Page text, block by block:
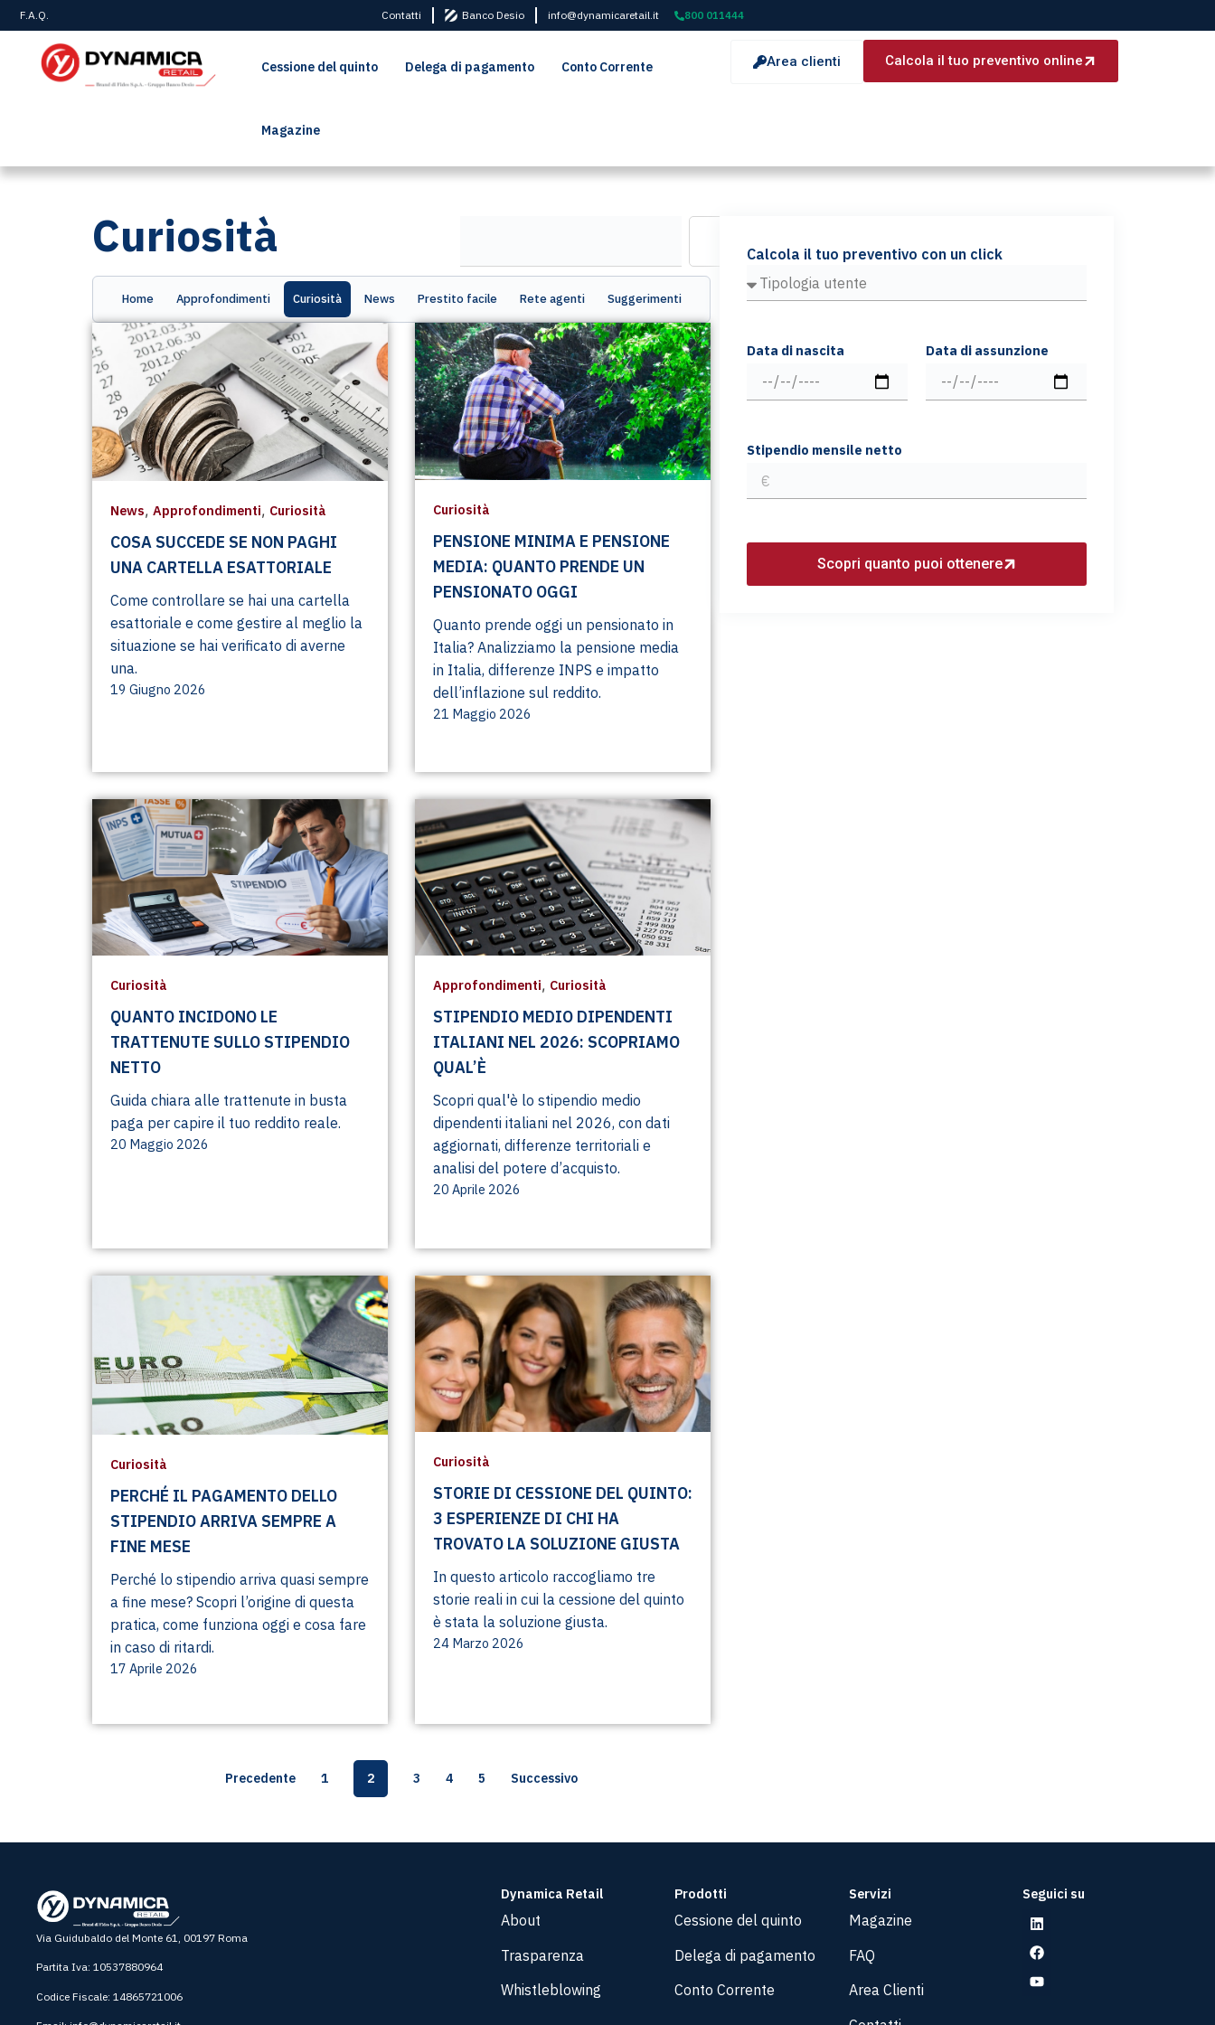
F.A.Q. Contatti Banco Desio info@dynamicaretail.it 800 011444
Cessione del quinto Delega di pagamento Conto Corrente
Magazine
Area clienti Calcola il tuo preventivo online
Curiosità
Home Approfondimenti Curiosità News Prestito facile Rete agenti Suggerimenti
News, Approfondimenti, Curiosità
COSA SUCCEDE SE NON PAGHI
UNA CARTELLA ESATTORIALE
Come controllare se hai una cartella
esattoriale e come gestire al meglio la
situazione se hai verificato di averne
una.
19 Giugno 2026
Curiosità
PENSIONE MINIMA E PENSIONE
MEDIA: QUANTO PRENDE UN
PENSIONATO OGGI
Quanto prende oggi un pensionato in
Italia? Analizziamo la pensione media
in Italia, differenze INPS e impatto
dell’inflazione sul reddito.
21 Maggio 2026
Curiosità
QUANTO INCIDONO LE
TRATTENUTE SULLO STIPENDIO
NETTO
Guida chiara alle trattenute in busta
paga per capire il tuo reddito reale.
20 Maggio 2026
Approfondimenti, Curiosità
STIPENDIO MEDIO DIPENDENTI
ITALIANI NEL 2026: SCOPRIAMO
QUAL’È
Scopri qual'è lo stipendio medio
dipendenti italiani nel 2026, con dati
aggiornati, differenze territoriali e
analisi del potere d’acquisto.
20 Aprile 2026
Curiosità
PERCHÉ IL PAGAMENTO DELLO
STIPENDIO ARRIVA SEMPRE A
FINE MESE
Perché lo stipendio arriva quasi sempre
a fine mese? Scopri l’origine di questa
pratica, come funziona oggi e cosa fare
in caso di ritardi.
17 Aprile 2026
Curiosità
STORIE DI CESSIONE DEL QUINTO:
3 ESPERIENZE DI CHI HA
TROVATO LA SOLUZIONE GIUSTA
In questo articolo raccogliamo tre
storie reali in cui la cessione del quinto
è stata la soluzione giusta.
24 Marzo 2026
Precedente 1 2 3 4 5 Successivo
Calcola il tuo preventivo con un click
Data di nascita Data di assunzione
Stipendio mensile netto
Scopri quanto puoi ottenere
Via Guidubaldo del Monte 61, 00197 Roma
Partita Iva: 10537880964
Codice Fiscale: 14865721006
Dynamica Retail
About
Trasparenza
Whistleblowing
Prodotti
Cessione del quinto
Delega di pagamento
Conto Corrente
Servizi
Magazine
FAQ
Area Clienti
Seguici su